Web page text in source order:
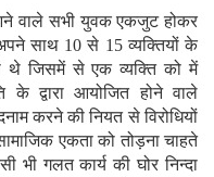
वाले सभी युवक एकजुट होकर
साथ 10 से 15 व्यक्तियों के
जिसमें से एक व्यक्ति को में
द्वारा आयोजित होने वाले
करने की नियत से विरोधियों
एकता को तोड़ना चाहते
भी गलत कार्य की घोर निन्दा